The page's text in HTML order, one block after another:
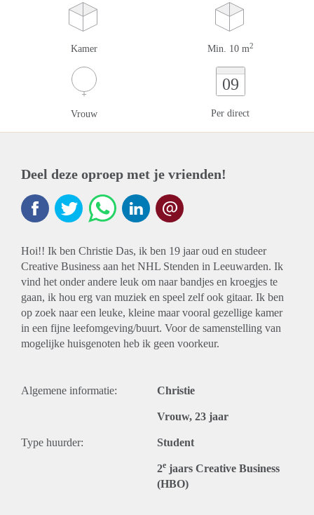
Kamer Min. 10 m2
Vrouw
09
Per direct
Deel deze oproep met je vrienden!
Hoi!! Ik ben Christie Das, ik ben 19 jaar oud en studeer
Creative Business aan het NHL Stenden in Leeuwarden. Ik
vind het onder andere leuk om naar bandjes en kroegjes te
gaan, ik hou erg van muziek en speel zelf ook gitaar. Ik ben
op zoek naar een leuke, kleine maar vooral gezellige kamer
in een fijne leefomgeving/buurt. Voor de samenstelling van
mogelijke huisgenoten heb ik geen voorkeur.
Algemene informatie: Christie
Vrouw, 23 jaar
Type huurder: Student
2e jaars Creative Business
(HBO)